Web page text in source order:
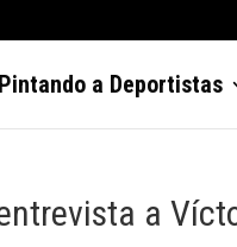
Pintando a Deportistas
a